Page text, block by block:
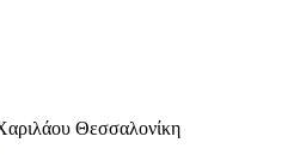
Θεσσαλονίκη